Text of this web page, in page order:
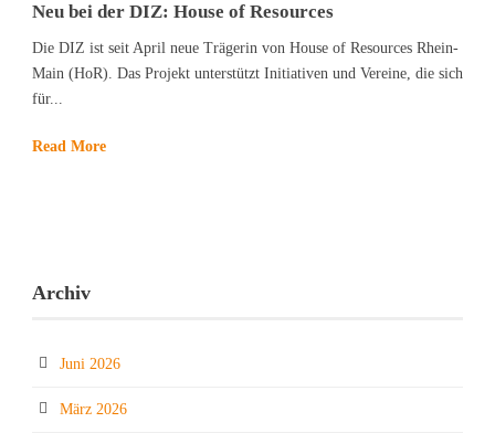
Neu bei der DIZ: House of Resources
Die DIZ ist seit April neue Trägerin von House of Resources Rhein-
Main (HoR). Das Projekt unterstützt Initiativen und Vereine, die sich
für...
Read More
Archiv
Juni 2026
März 2026